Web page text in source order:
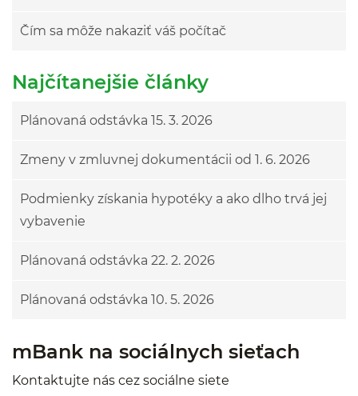
Čím sa môže nakaziť váš počítač
Najčítanejšie články
Plánovaná odstávka 15. 3. 2026
Zmeny v zmluvnej dokumentácii od 1. 6. 2026
Podmienky získania hypotéky a ako dlho trvá jej
vybavenie
Plánovaná odstávka 22. 2. 2026
Plánovaná odstávka 10. 5. 2026
mBank na sociálnych sieťach
Kontaktujte nás cez sociálne siete